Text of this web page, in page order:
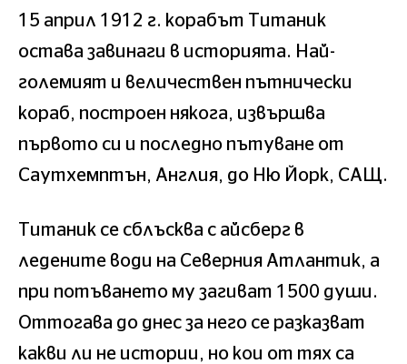
15 април 1912 г. корабът Титаник
остава завинаги в историята. Най-
големият и величествен пътнически
кораб, построен някога, извършва
първото си и последно пътуване от
Саутхемптън, Англия, до Ню Йорк, САЩ.
Титаник се сблъсква с айсберг в
ледените води на Северния Атлантик, а
при потъването му загиват 1500 души.
Оттогава до днес за него се разказват
какви ли не истории, но кои от тях са